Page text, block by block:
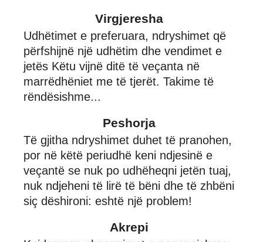
Virgjeresha
Udhëtimet e preferuara, ndryshimet që
përfshijnë një udhëtim dhe vendimet e
jetës Këtu vijnë ditë të veçanta në
marrëdhëniet me të tjerët. Takime të
rëndësishme...
Peshorja
Të gjitha ndryshimet duhet të pranohen,
por në këtë periudhë keni ndjesinë e
veçantë se nuk po udhëheqni jetën tuaj,
nuk ndjeheni të lirë të bëni dhe të zhbëni
siç dëshironi: eshtë një problem!
Akrepi